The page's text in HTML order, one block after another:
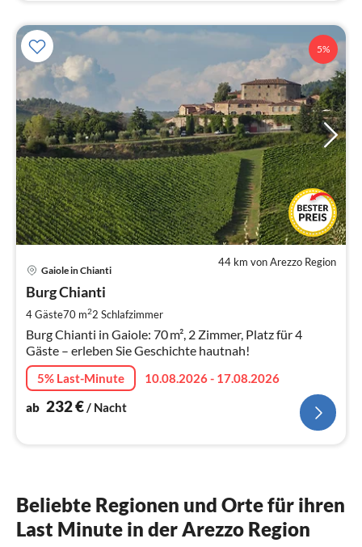
5%
44 km von Arezzo Region
Gaiole in Chianti
Burg Chianti
4 Gäste70 m22 Schlafzimmer
Burg Chianti in Gaiole: 70 m², 2 Zimmer, Platz für 4
Gäste – erleben Sie Geschichte hautnah!
5% Last-Minute
10.08.2026 - 17.08.2026
ab 232€/ Nacht
Beliebte Regionen und Orte für ihren
Last Minute in der Arezzo Region